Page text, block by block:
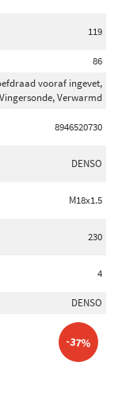
119
86
vooraf ingevet,
Vingersonde, Verwarmd
8946520730
DENSO
M18x1.5
230
4
DENSO
-37%